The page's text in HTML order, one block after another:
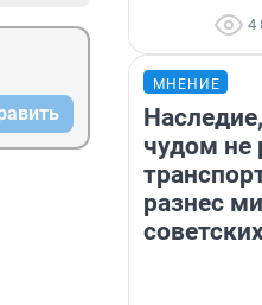
4
МНЕНИЕ
чудом не
разнес